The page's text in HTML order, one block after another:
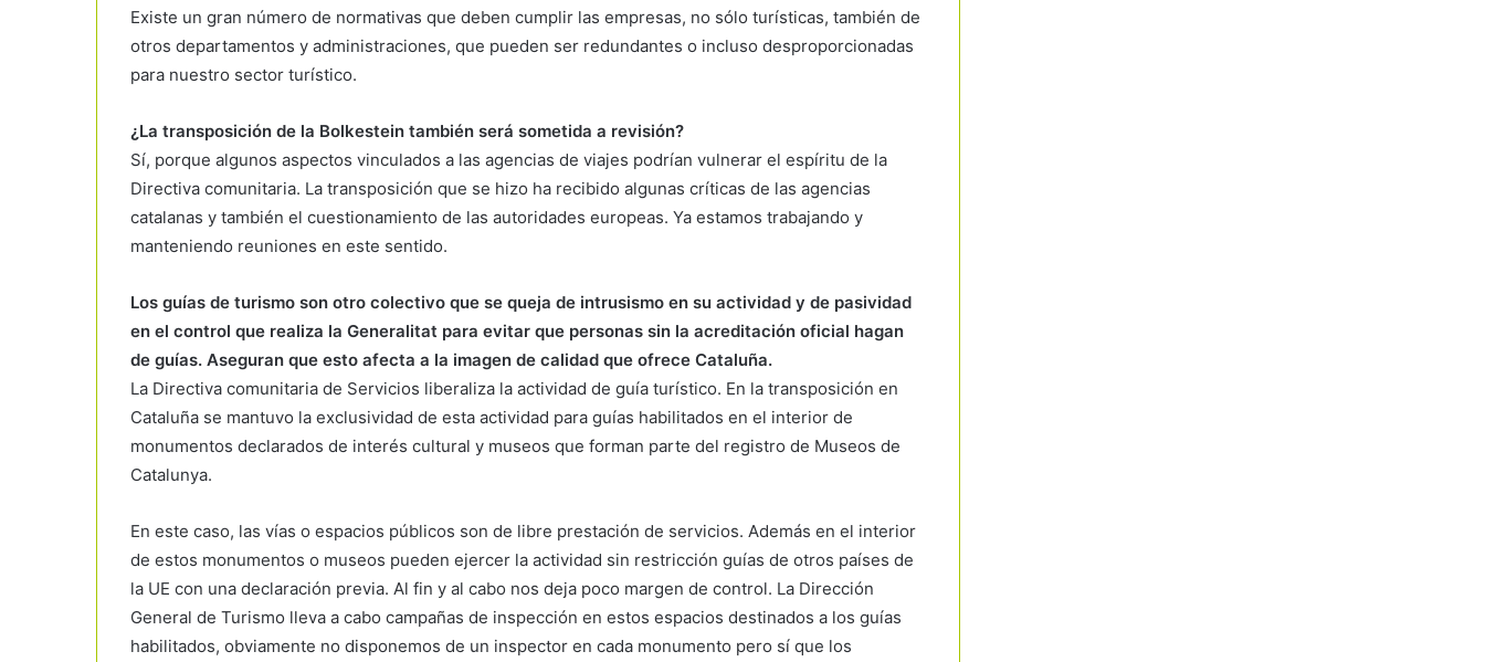
Existe un gran número de normativas que deben cumplir las empresas, no sólo turísticas, también de
otros departamentos y administraciones, que pueden ser redundantes o incluso desproporcionadas
para nuestro sector turístico.
¿La transposición de la Bolkestein también será sometida a revisión?
Sí, porque algunos aspectos vinculados a las agencias de viajes podrían vulnerar el espíritu de la
Directiva comunitaria. La transposición que se hizo ha recibido algunas críticas de las agencias
catalanas y también el cuestionamiento de las autoridades europeas. Ya estamos trabajando y
manteniendo reuniones en este sentido.
Los guías de turismo son otro colectivo que se queja de intrusismo en su actividad y de pasividad
en el control que realiza la Generalitat para evitar que personas sin la acreditación oficial hagan
de guías. Aseguran que esto afecta a la imagen de calidad que ofrece Cataluña.
La Directiva comunitaria de Servicios liberaliza la actividad de guía turístico. En la transposición en
Cataluña se mantuvo la exclusividad de esta actividad para guías habilitados en el interior de
monumentos declarados de interés cultural y museos que forman parte del registro de Museos de
Catalunya.
En este caso, las vías o espacios públicos son de libre prestación de servicios. Además en el interior
de estos monumentos o museos pueden ejercer la actividad sin restricción guías de otros países de
la UE con una declaración previa. Al fin y al cabo nos deja poco margen de control. La Dirección
General de Turismo lleva a cabo campañas de inspección en estos espacios destinados a los guías
habilitados, obviamente no disponemos de un inspector en cada monumento pero sí que los